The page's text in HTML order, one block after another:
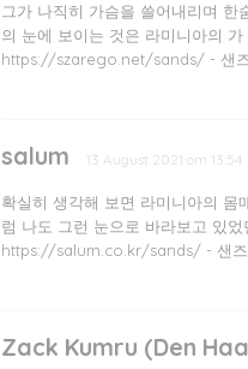
그가 나직히 가슴을 쓸어내리며 한
의 눈에 보이는 것은 라미니아의
https://szarego.net/sands/ - 샌
salum 13 August 2021 om 13:54
확실히 생각해 보면 라미니아의 몸
럼 나도 그런 눈으로 바라보고 있
https://salum.co.kr/sands/ - 샌즈
Zack Kumru (Den